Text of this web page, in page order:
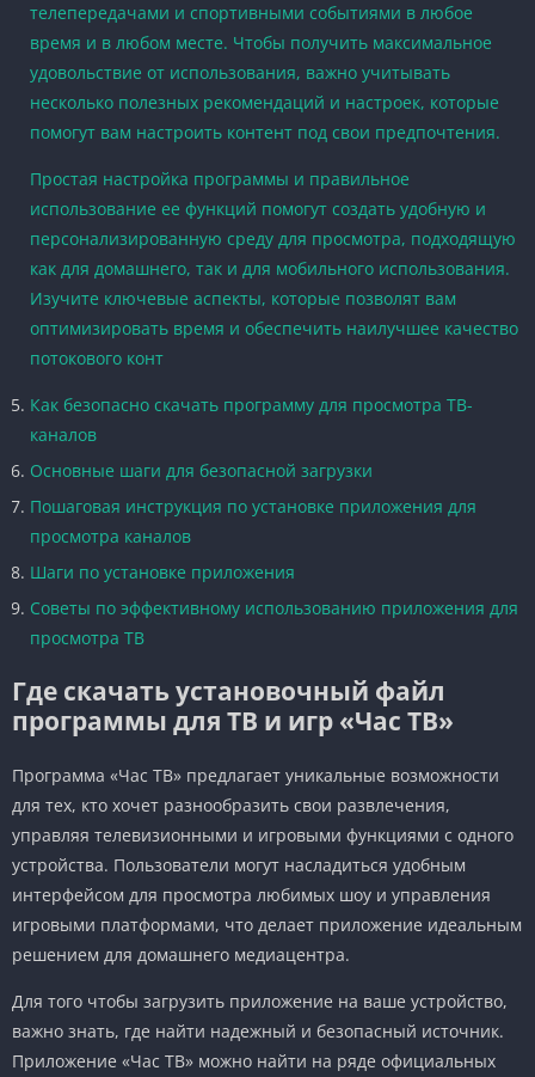
телепередачами и спортивными событиями в любое
время и в любом месте. Чтобы получить максимальное
удовольствие от использования, важно учитывать
несколько полезных рекомендаций и настроек, которые
помогут вам настроить контент под свои предпочтения.
Простая настройка программы и правильное
использование ее функций помогут создать удобную и
персонализированную среду для просмотра, подходящую
как для домашнего, так и для мобильного использования.
Изучите ключевые аспекты, которые позволят вам
оптимизировать время и обеспечить наилучшее качество
потокового конт
Как безопасно скачать программу для просмотра ТВ-
каналов
Основные шаги для безопасной загрузки
Пошаговая инструкция по установке приложения для
просмотра каналов
Шаги по установке приложения
Советы по эффективному использованию приложения для
просмотра ТВ
Где скачать установочный файл
программы для ТВ и игр «Час ТВ»
Программа «Час ТВ» предлагает уникальные возможности
для тех, кто хочет разнообразить свои развлечения,
управляя телевизионными и игровыми функциями с одного
устройства. Пользователи могут насладиться удобным
интерфейсом для просмотра любимых шоу и управления
игровыми платформами, что делает приложение идеальным
решением для домашнего медиацентра.
Для того чтобы загрузить приложение на ваше устройство,
важно знать, где найти надежный и безопасный источник.
Приложение «Час ТВ» можно найти на ряде официальных